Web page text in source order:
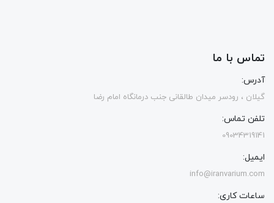
تماس با ما
آدرس:
گیلان ، رودسر میدان طالقانی جنب درمانگاه امام رضا
تلفن تماس:
09034319141
ایمیل:
info@iranvarium.com
ساعات کاری: